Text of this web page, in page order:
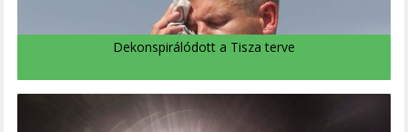
Dekonspirálódott a Tisza terve